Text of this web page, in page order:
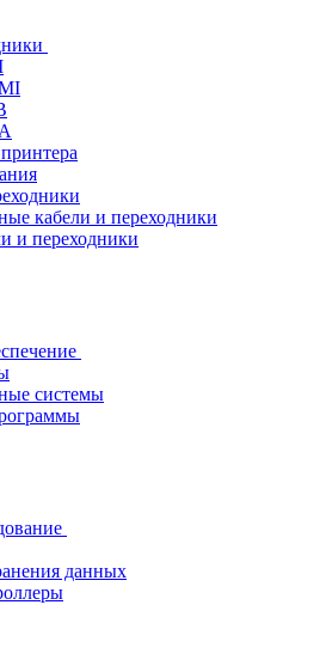
кабели и переходники
и переходники
системы
данных